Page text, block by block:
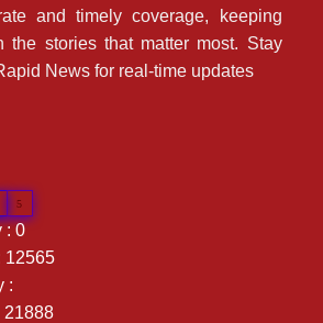
and timely coverage, keeping
the stories that matter most. Stay
News for real-time updates
5
: 0
12565
:
21888